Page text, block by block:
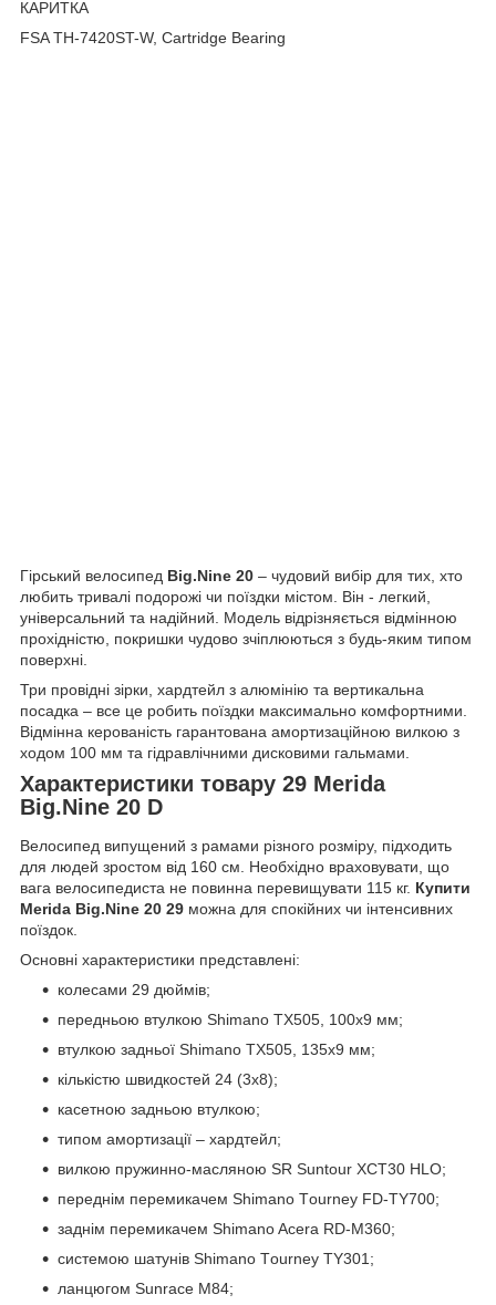
КАРИТКА
FSA TH-7420ST-W, Cartridge Bearing
Гірський велосипед Big.Nine 20 – чудовий вибір для тих, хто
любить тривалі подорожі чи поїздки містом. Він - легкий,
універсальний та надійний. Модель відрізняється відмінною
прохідністю, покришки чудово зчіплюються з будь-яким типом
поверхні.
Три провідні зірки, хардтейл з алюмінію та вертикальна
посадка – все це робить поїздки максимально комфортними.
Відмінна керованість гарантована амортизаційною вилкою з
ходом 100 мм та гідравлічними дисковими гальмами.
Характеристики товару 29 Merida
Big.Nine 20 D
Велосипед випущений з рамами різного розміру, підходить
для людей зростом від 160 см. Необхідно враховувати, що
вага велосипедиста не повинна перевищувати 115 кг. Купити
Merida Big.Nine 20 29 можна для спокійних чи інтенсивних
поїздок.
Основні характеристики представлені:
колесами 29 дюймів;
передньою втулкою Shimano TX505, 100x9 мм;
втулкою задньої Shimano TX505, 135x9 мм;
кількістю швидкостей 24 (3х8);
касетною задньою втулкою;
типом амортизації – хардтейл;
вилкою пружинно-масляною SR Suntour ХСТ30 HLO;
переднім перемикачем Shimano Tоurney FD-TY700;
заднім перемикачем Shimano Acеra RD-M360;
системою шатунів Shimano Tоurney TY301;
ланцюгом Sunrace M84;